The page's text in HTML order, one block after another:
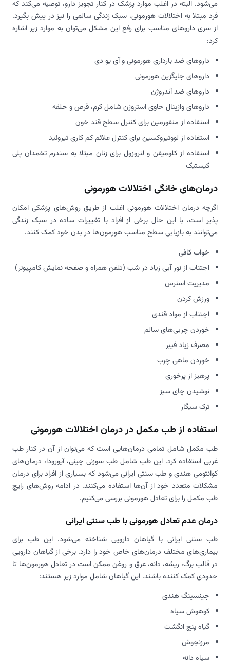
می‌شود. البته در اغلب موارد پزشک در کنار تجویز دارو، توصیه می‌کند که
فرد مبتلا به اختلالات هورمونی، سبک زندگی سالمی را نیز در پیش بگیرد.
از سری داروهای مناسب برای رفع این مشکل می‌توان به موارد زیر اشاره
کرد:
داروهای ضد بارداری هورمونی و آی یو دی
داروهای جایگزین هورمونی
داروهای ضد آندروژن
داروهای واژینال حاوی استروژن شامل کرم، قرص و حلقه
استفاده از متفورمین برای کنترل سطح قند خون
استفاده از لووتیروکسین برای کنترل علائم کم کاری تیروئید
استفاده از کلومیفن و لتروزول برای زنان مبتلا به سندرم تخمدان پلی
کیستیک
درمان‌های خانگی اختلالات هورمونی
اگرچه درمان اختلالات هورمونی اغلب از طریق روش‌های پزشکی امکان
پذیر است، با این حال برخی از افراد با تغییرات ساده در سبک زندگی
می‌توانند به بازیابی سطح مناسب هورمون‌ها در بدن خود کمک کنند.
خواب کافی
اجتناب از نور آبی زیاد در شب (تلفن همراه و صفحه نمایش کامپیوتر)
مدیریت استرس
ورزش کردن
اجتناب از مواد قندی
خوردن چربی‌های سالم
مصرف زیاد فیبر
خوردن ماهی چرب
پرهیز از پرخوری
نوشیدن چای سبز
ترک سیگار
استفاده از طب مکمل در درمان اختلالات هورمونی
طب مکمل شامل تمامی درمان‌هایی است که می‌توان از آن در کنار طب
غربی استفاده کرد. این طب شامل طب سوزنی چینی، آیورودا، درمان‌های
کوانتومی هندی و طب سنتی ایرانی می‌شود که بسیاری از افراد برای درمان
مشکلات متعدد خود از آن‌ها استفاده می‌کنند. در ادامه روش‌های رایج
طب مکمل را برای تعادل هورمونی بررسی می‌کنیم.
درمان عدم تعادل هورمونی با طب سنتی ایرانی
طب سنتی ایرانی با گیاهان دارویی شناخته می‌شود. این طب برای
بیماری‌های مختلف درمان‌های خاص خود را دارد. برخی از گیاهان دارویی
در قالب برگ، ریشه، دانه، عرق و روغن ممکن است در تعادل هورمون‌ها تا
حدودی کمک کننده باشند. این گیاهان شامل موارد زیر هستند:
جینسینگ هندی
کوهوش سیاه
گیاه پنج انگشت
مرزنجوش
سیاه دانه